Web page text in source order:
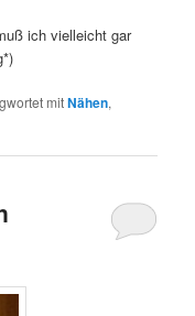
ich vielleicht gar
mitNähen,